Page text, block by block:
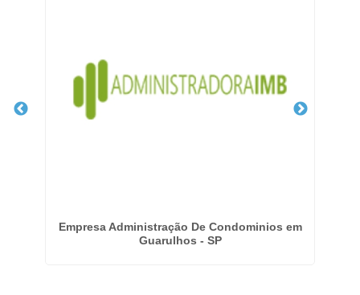
Empresa Administração De Condominios em
Guarulhos - SP